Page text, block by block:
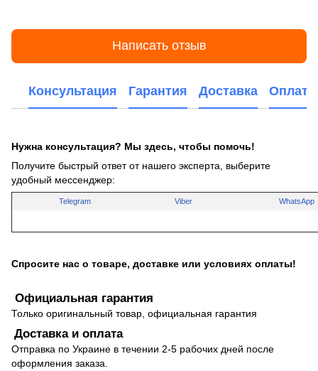
Написать отзыв
Консультация Гарантия Доставка Оплата
Нужна консультация? Мы здесь, чтобы помочь!
Получите быстрый ответ от нашего эксперта, выберите
удобный мессенджер:
Telegram Viber WhatsApp
Спросите нас о товаре, доставке или условиях оплаты!
Официальная гарантия
Только оригинальный товар, официальная гарантия
Доставка и оплата
Отправка по Украине в течении 2-5 рабочих дней после
оформления заказа.